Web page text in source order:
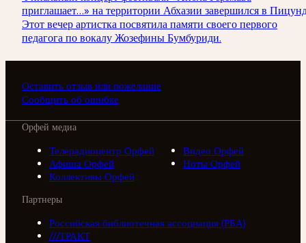
приглашает…» на территории Абхазии завершился в
Этот вечер артистка посвятила памяти своего первого
педагога по вокалу Жозефины Бумбуриди.
Оставить отзыв или пожелание
Сообщить об ошибке
Орфей медиа
Телерадиоцентр Орфей
Видео Орфей
Афиша Орфей
Ноты Орфей
Коллективы Орфей
Партнеры
Российская библиотечная ассоциация (РБА)
///ТРАКТ